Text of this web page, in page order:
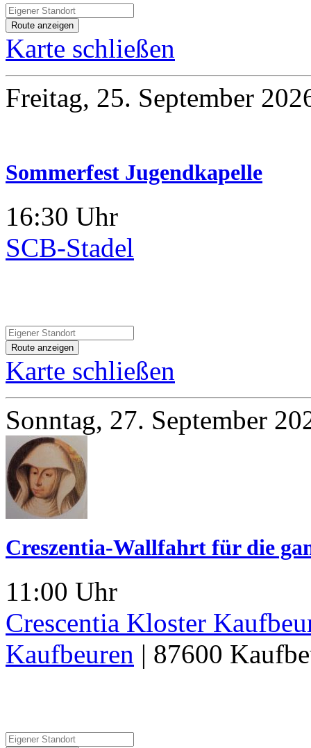
Karte schließen
Freitag, 25. September
Sommerfest Jugendkapelle
16:30 Uhr
SCB-Stadel
Karte schließen
Sonntag, 27. September
Creszentia-Wallfahrt für die
11:00 Uhr
Crescentia Kloster
Kaufbeuren | 87600